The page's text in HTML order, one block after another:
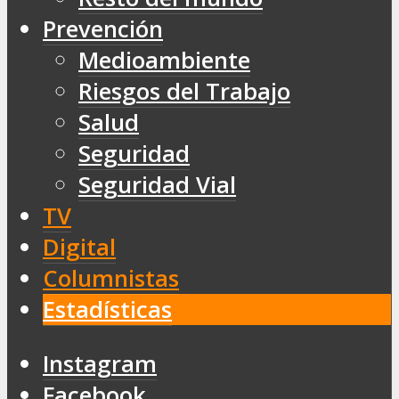
Prevención
Medioambiente
Riesgos del Trabajo
Salud
Seguridad
Seguridad Vial
TV
Digital
Columnistas
Estadísticas
Instagram